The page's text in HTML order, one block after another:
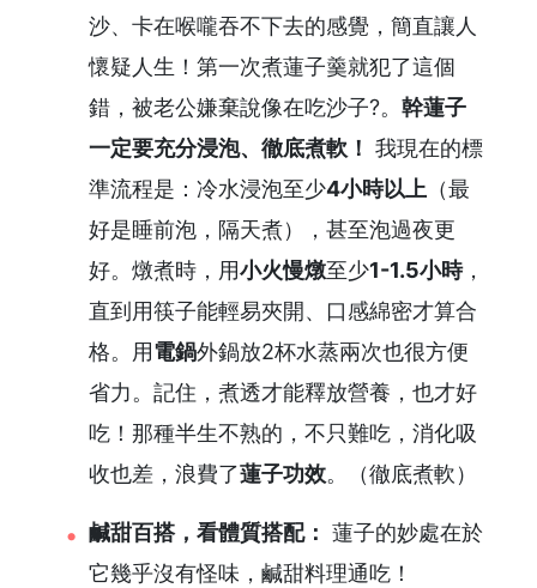
沙、卡在喉嚨吞不下去的感覺，簡直讓人
懷疑人生！第一次煮蓮子羹就犯了這個
錯，被老公嫌棄說像在吃沙子?。 幹蓮子
一定要充分浸泡、徹底煮軟！ 我現在的標
準流程是：冷水浸泡至少4小時以上 （最
好是睡前泡，隔天煮），甚至泡過夜更
好。燉煮時，用小火慢燉至少1-1.5小時，
直到用筷子能輕易夾開、口感綿密才算合
格。用電鍋外鍋放2杯水蒸兩次也很方便
省力。記住，煮透才能釋放營養，也才好
吃！那種半生不熟的，不只難吃，消化吸
收也差，浪費了蓮子功效。（徹底煮軟）
鹹甜百搭，看體質搭配： 蓮子的妙處在於
它幾乎沒有怪味，鹹甜料理通吃！